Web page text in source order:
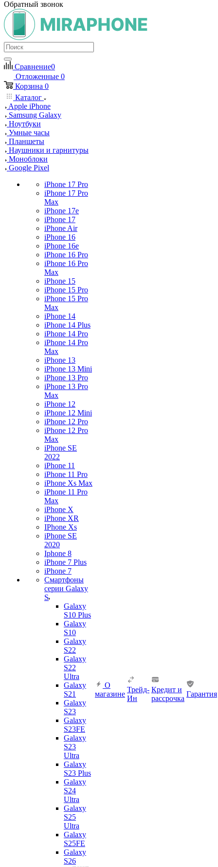
Обратный звонок
Сравнение0
Отложенные 0
Корзина 0
Каталог
Apple iPhone
Samsung Galaxy
Ноутбуки
Умные часы
Планшеты
Наушники и гарнитуры
Моноблоки
Google Pixel
iPhone 17 Pro
iPhone 17 Pro
Max
iPhone 17e
iPhone 17
iPhone Air
iPhone 16
iPhone 16e
iPhone 16 Pro
iPhone 16 Pro
Max
iPhone 15
iPhone 15 Pro
iPhone 15 Pro
Max
iPhone 14
iPhone 14 Plus
iPhone 14 Pro
iPhone 14 Pro
Max
iPhone 13
iPhone 13 Mini
iPhone 13 Pro
iPhone 13 Pro
Max
iPhone 12
iPhone 12 Mini
iPhone 12 Pro
iPhone 12 Pro
Max
iPhone SE
2022
iPhone 11
iPhone 11 Pro
iPhone Xs Max
iPhone 11 Pro
Max
iPhone X
iPhone XR
IPhone Xs
iPhone SE
2020
Iphone 8
iPhone 7 Plus
iPhone 7
Смартфоны
серии Galaxy
S
Galaxy
S10 Plus
Galaxy
S10
Galaxy
S22
Galaxy
S22
Ultra
Galaxy
S21
Galaxy
S23
Galaxy
S23FE
Galaxy
S23
Ultra
Galaxy
S23 Plus
Galaxy
S24
Ultra
Galaxy
S25
Ultra
Galaxy
S25FE
Galaxy
S26
О
магазине
Трейд-
Ин
Кредит и
рассрочка
Гарантия